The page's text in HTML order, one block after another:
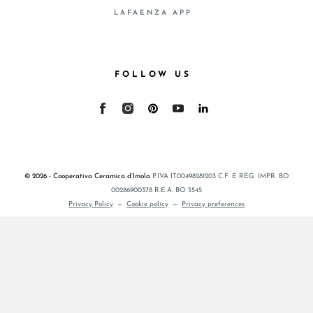
LAFAENZA APP
FOLLOW US
© 2026 - Cooperativa Ceramica d’Imola P.IVA IT00498281203 C.F. E REG. IMPR. BO
00286900378 R.E.A. BO 5545
Privacy Policy — Cookie policy — Privacy preferences